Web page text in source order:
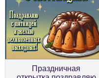
Праздничная